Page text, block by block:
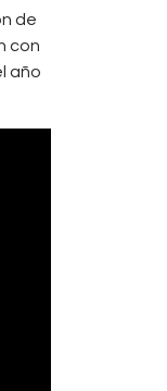
de
con
año